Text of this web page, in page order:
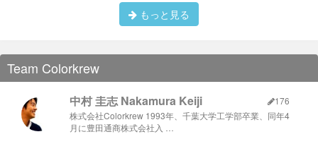
もっと見る
Team Colorkrew
中村 圭志 Nakamura Keiji
176
株式会社Colorkrew 1993年、千葉大学工学部卒業、同年4
月に豊田通商株式会社入 …